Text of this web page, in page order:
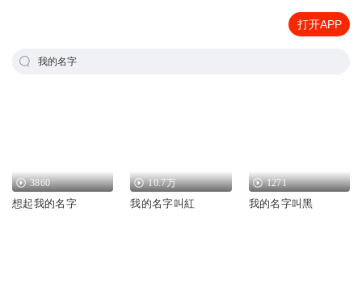
打开APP
我的名字
3860
想起我的名字
10.7万
我的名字叫紅
1271
我的名字叫黑